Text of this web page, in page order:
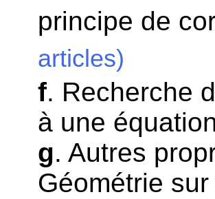
principe de
articles)
f. Recherche
à une
g. Autres
Géométrie